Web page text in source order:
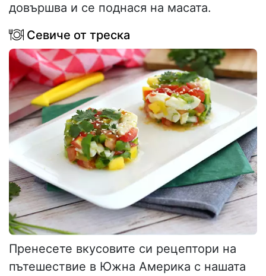
довършва и се поднася на масата.
Севиче от треска
Пренесете вкусовите си рецептори на
пътешествие в Южна Америка с нашата